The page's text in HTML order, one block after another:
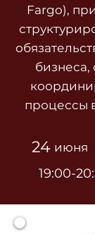
Fargo),
процессы
24 июня
19:00-